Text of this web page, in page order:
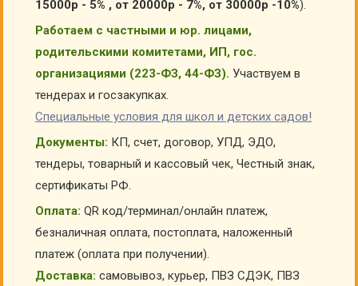
15000р - 5% , от 20000р - 7%, от 30000р -10%).
Работаем с частными и юр. лицами,
родительскими комитетами, ИП, гос.
организациями (223-ФЗ, 44-ФЗ). Участвуем в
тендерах и госзакупках.
Специальные условия для школ и детских садов!
Документы: КП, счет, договор, УПД, ЭДО,
тендеры, товарный и кассовый чек, Честный знак,
сертификаты РФ.
Оплата: QR код/терминал/онлайн платеж,
безналичная оплата, постоплата, наложенный
платеж (оплата при получении).
Доставка: самовывоз, курьер, ПВЗ СДЭК, ПВЗ